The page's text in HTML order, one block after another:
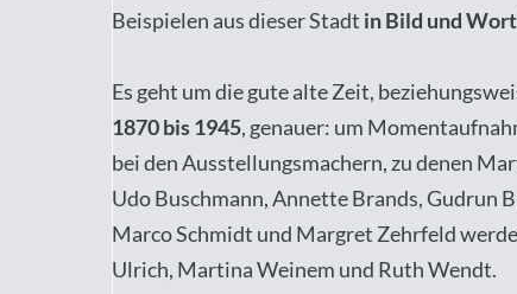
Beispielen aus dieser Stadt in Bild und Wort
Es geht um die gute alte Zeit,
1870 bis 1945, genauer: um
bei den Ausstellungsmachern, zu denen
Udo Buschmann, Annette Brands, Gudrun
Marco Schmidt und Margret Zehrfeld
Ulrich, Martina Weinem und Ruth Wendt.